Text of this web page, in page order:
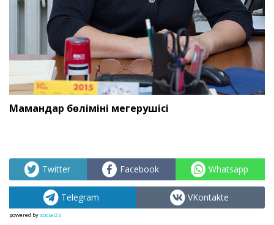
Мамандар бөлімінің меңгерушісі
Twitter Facebook Whatsapp
Telegram VKontakte
powered by social2s